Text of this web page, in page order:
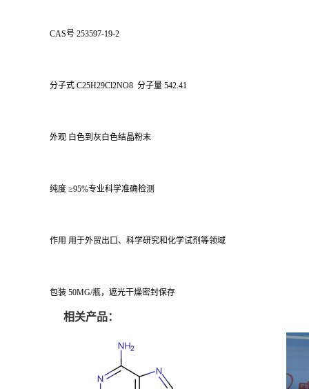
CAS号 253597-19-2
分子式 C25H29Cl2NO8 分子量 542.41
外观 白色到灰白色结晶粉末
纯度 ≥95%专业科学准确检测
作用 用于外贸出口、科学研究和化学试剂等领域
包装 50MG/瓶，遮光干燥密封保存
相关产品：